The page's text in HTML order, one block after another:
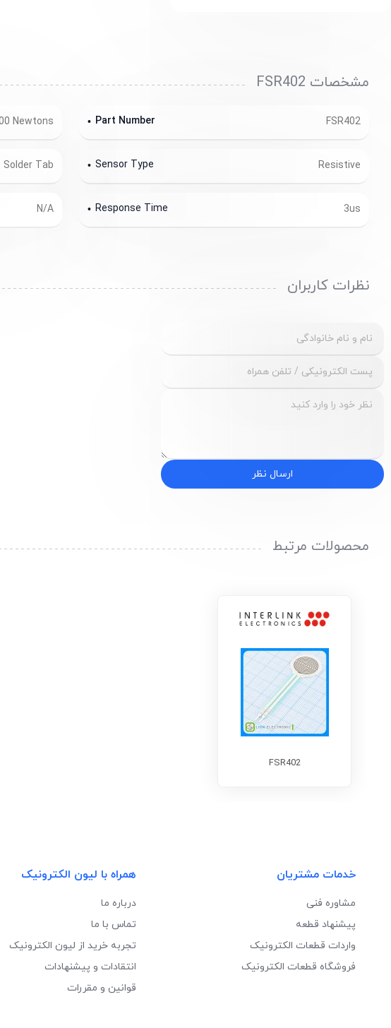
مشخصات FSR402
FSR402
Part Number
Newtons
Resistive
Sensor Type
Solder Tab
3us
Response Time
N/A
نظرات کاربران
ارسال نظر
محصولات مرتبط
FSR402
خدمات مشتریان
مشاوره فنی
پیشنهاد قطعه
واردات قطعات الکترونیک
فروشگاه قطعات الکترونیک
همراه با لیون الکترونیک
درباره ما
تماس با ما
تجربه خرید از لیون الکترونیک
انتقادات و پیشنهادات
قوانین و مقررات